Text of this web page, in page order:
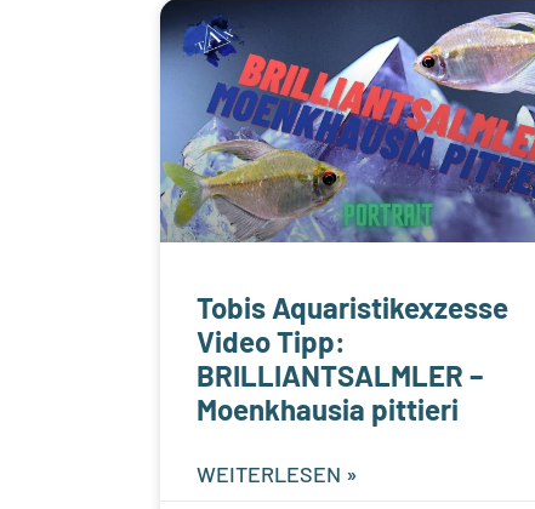
Tobis Aquaristikexzesse
Video Tipp:
BRILLIANTSALMLER –
Moenkhausia pittieri
WEITERLESEN »